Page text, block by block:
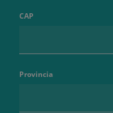
CAP
Provincia